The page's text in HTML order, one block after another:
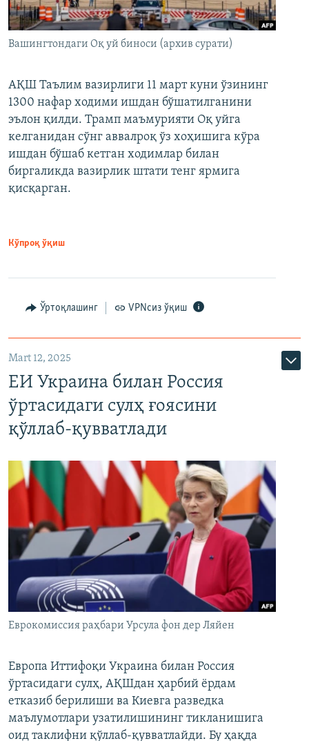
Вашингтондаги Оқ уй биноси (архив сурати)
АҚШ Таълим вазирлиги 11 март куни ўзининг
1300 нафар ходими ишдан бўшатилганини
эълон қилди. Трамп маъмурияти Оқ уйга
келганидан сўнг аввалроқ ўз хоҳишига кўра
ишдан бўшаб кетган ходимлар билан
биргаликда вазирлик штати тенг ярмига
қисқарган.
Кўпроқ ўқиш
Ўртоқлашинг VPNсиз ўқиш
Mart 12, 2025
ЕИ Украина билан Россия
ўртасидаги сулҳ ғоясини
қўллаб-қувватлади
Еврокомиссия раҳбари Урсула фон дер Ляйен
Европа Иттифоқи Украина билан Россия
ўртасидаги сулҳ, АҚШдан ҳарбий ёрдам
етказиб берилиши ва Киевга разведка
маълумотлари узатилишининг тикланишига
оид таклифни қўллаб-қувватлайди. Бу ҳақда